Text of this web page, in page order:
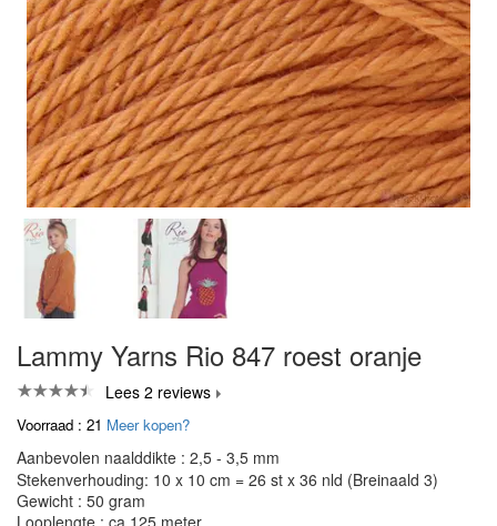
Lammy Yarns Rio 847 roest oranje
Lees 2 reviews
Voorraad : 21 Meer kopen?
Aanbevolen naalddikte : 2,5 - 3,5 mm
Stekenverhouding: 10 x 10 cm = 26 st x 36 nld (Breinaald 3)
Gewicht : 50 gram
Looplengte : ca 125 meter